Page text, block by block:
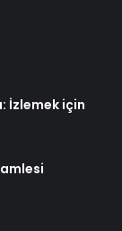
İzlemek için